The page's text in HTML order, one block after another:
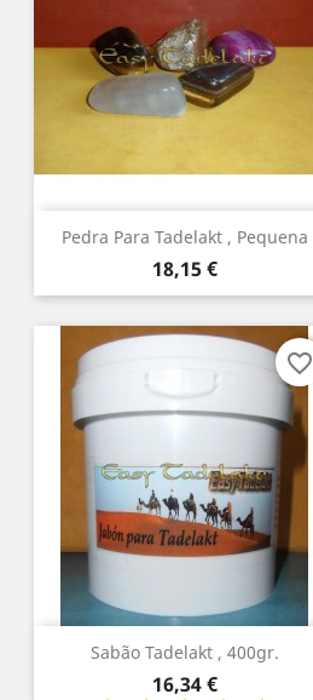
Pedra Para Tadelakt , Pequena
Preço
18,15 €
Sabão Tadelakt , 400gr.
Preço
16,34 €
favorite_border